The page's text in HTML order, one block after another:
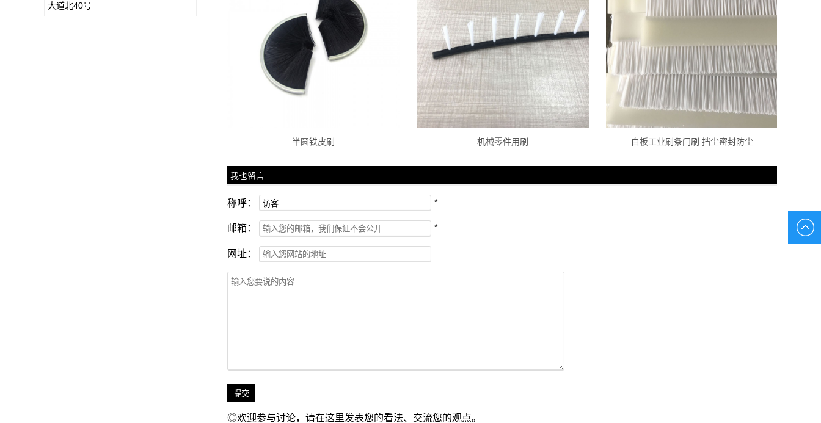
半圆铁皮刷 机械零件用刷 白板工业刷条门刷 挡尘密封防尘
我也留言
称呼： *
邮箱： *
网址：
◎欢迎参与讨论，请在这里发表您的看法、交流您的观点。
大道北40号